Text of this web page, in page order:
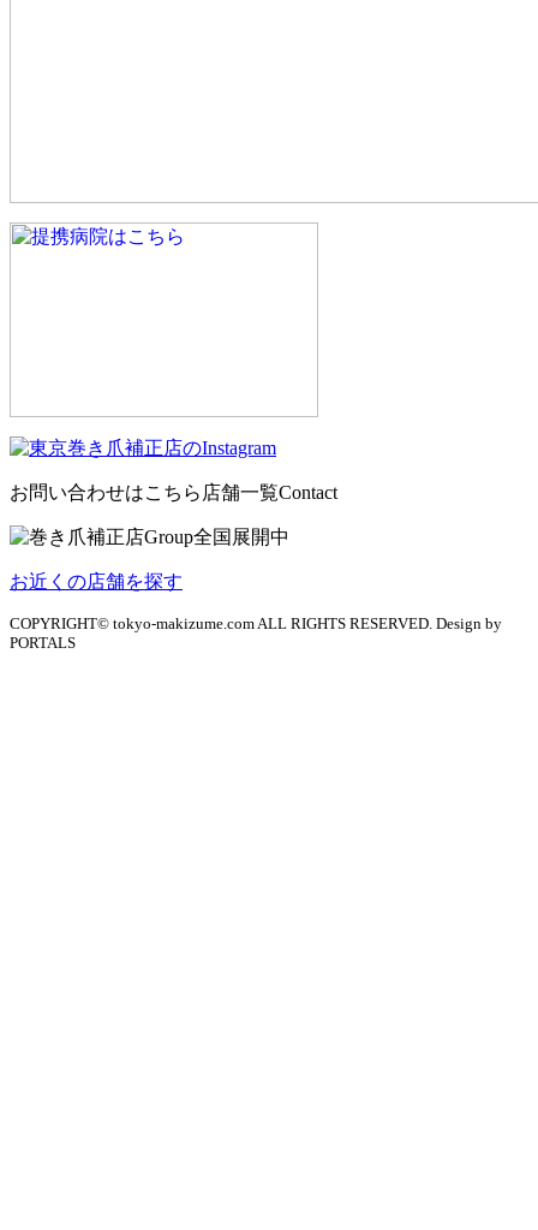
お問い合わせはこちら 店舗一覧Contact
お近くの店舗を探す
COPYRIGHT© tokyo-makizume.com ALL RIGHTS RESERVED. Design by
PORTALS